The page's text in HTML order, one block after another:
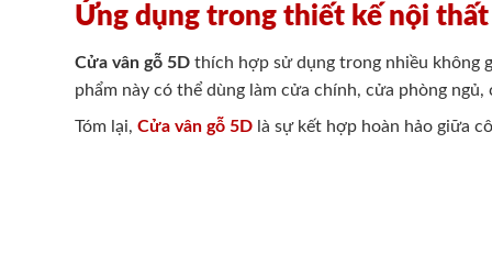
Ứng dụng trong thiết kế nội thất
Cửa vân gỗ 5D thích hợp sử dụng trong nhiều không
phẩm này có thể dùng làm cửa chính, cửa phòng
Tóm lại, Cửa vân gỗ 5D là sự kết hợp hoàn hảo giữa